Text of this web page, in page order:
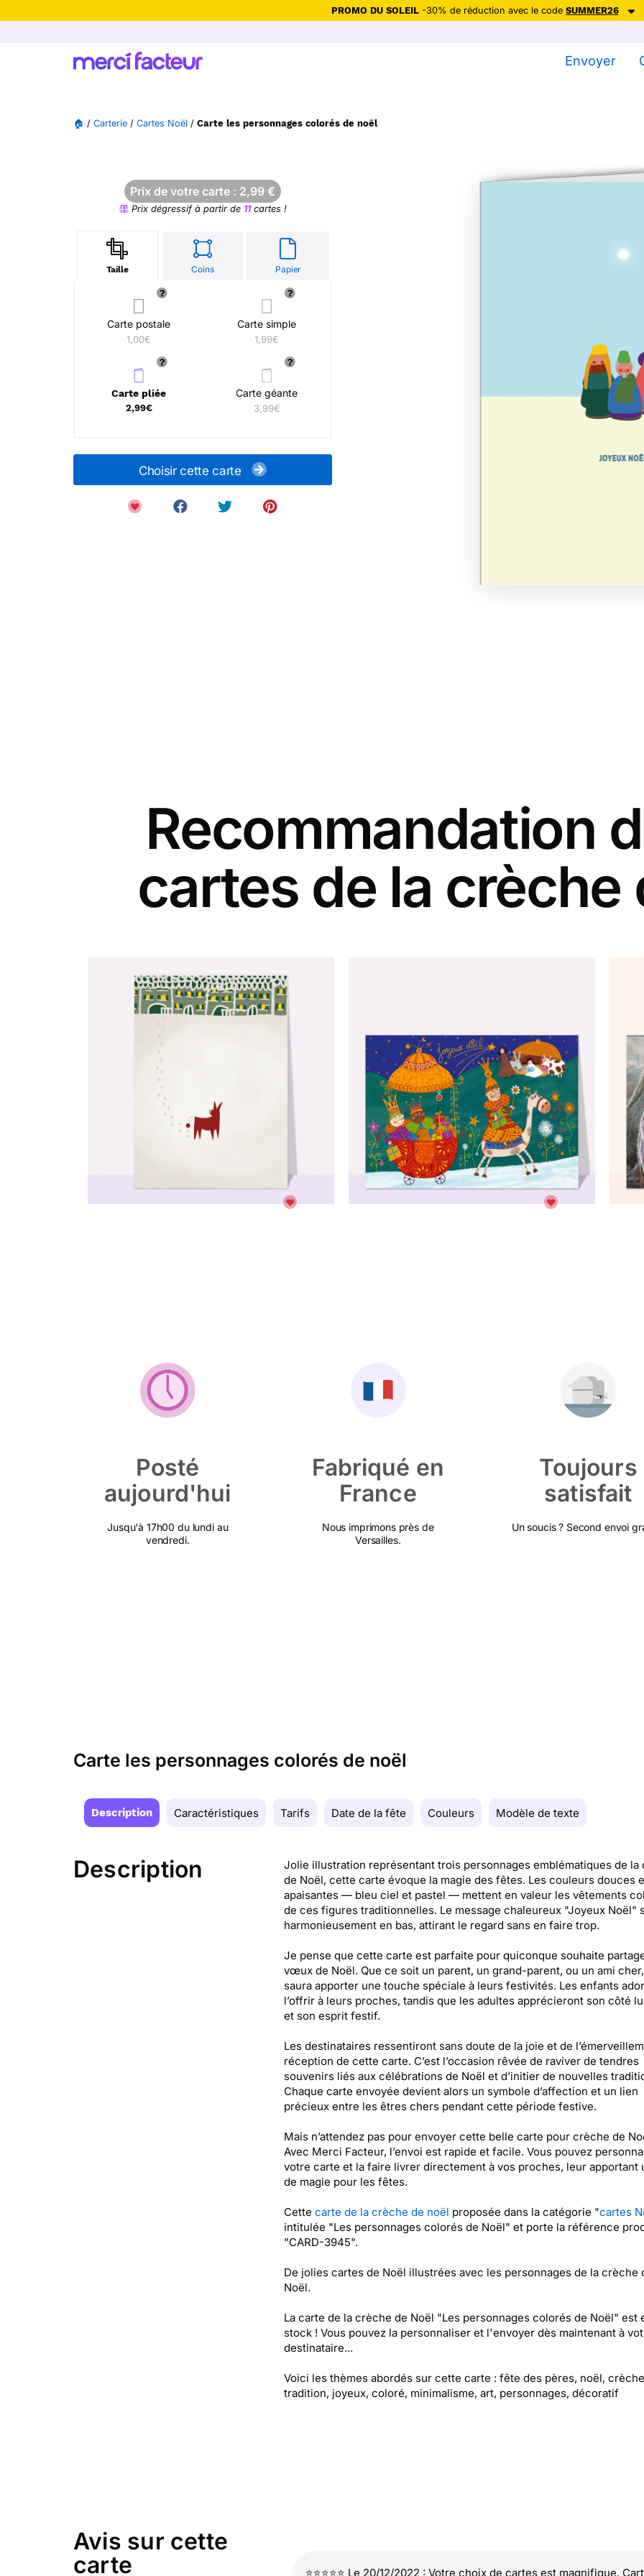
PROMO DU SOLEIL-30% de réduction avec le code SUMMER26
Envoyer
🏠 / Carterie / Cartes Noël / Carte les personnages colorés de noël
Prix de votre carte : 2,99 €
Prix dégressif à partir de 11cartes !
Taille Coins Papier
Carte postale
1,00€
Carte simple
1,99€
Carte pliée
2,99€
Carte géante
3,99€
Choisir cette carte
Recommandation
cartes de la crèche
Posté
aujourd'hui
Jusqu'à 17h00 du lundi au
vendredi.
Fabriqué en
France
Nous imprimons près de
Versailles.
Toujours
satisfait
Un soucis ? Second envoi
Carte les personnages colorés de noël
Description Caractéristiques Tarifs Date de la fête Couleurs Modèle de texte
Description
Jolie illustration représentant trois personnages emblématiques de la
de Noël, cette carte évoque la magie des fêtes. Les couleurs douces
apaisantes — bleu ciel et pastel — mettent en valeur les vêtements
de ces figures traditionnelles. Le message chaleureux "Joyeux Noël"
harmonieusement en bas, attirant le regard sans en faire trop.
Je pense que cette carte est parfaite pour quiconque souhaite
vœux de Noël. Que ce soit un parent, un grand-parent, ou un ami
saura apporter une touche spéciale à leurs festivités. Les enfants
l’offrir à leurs proches, tandis que les adultes apprécieront son côté
et son esprit festif.
Les destinataires ressentiront sans doute de la joie et de
réception de cette carte. C’est l’occasion rêvée de raviver de tendres
souvenirs liés aux célébrations de Noël et d’initier de nouvelles
Chaque carte envoyée devient alors un symbole d’affection et un lien
précieux entre les êtres chers pendant cette période festive.
Mais n’attendez pas pour envoyer cette belle carte pour crèche de
Avec Merci Facteur, l’envoi est rapide et facile. Vous pouvez
votre carte et la faire livrer directement à vos proches, leur apportant
de magie pour les fêtes.
Cette carte de la crèche de noël proposée dans la catégorie "cartes
intitulée "Les personnages colorés de Noël" et porte la référence
"CARD-3945".
De jolies cartes de Noël illustrées avec les personnages de la crèche
Noël.
La carte de la crèche de Noël "Les personnages colorés de Noël" est
stock ! Vous pouvez la personnaliser et l'envoyer dès maintenant à
destinataire...
Voici les thèmes abordés sur cette carte : fête des pères, noël,
tradition, joyeux, coloré, minimalisme, art, personnages, décoratif
Avis sur cette
carte
⭐⭐⭐⭐⭐ Le 20/12/2022 : Votre choix de cartes est magnifique.